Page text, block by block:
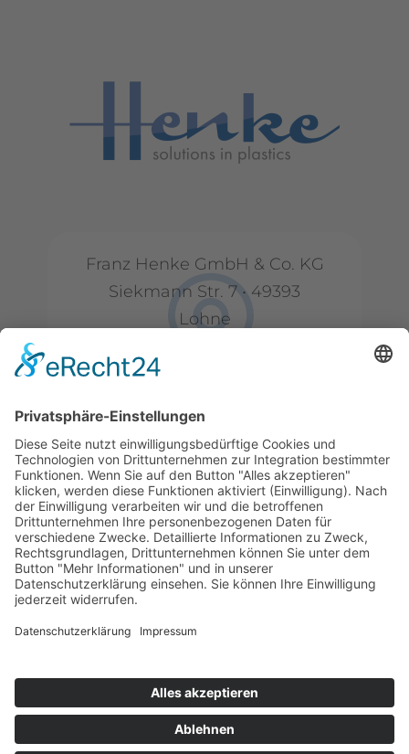
Franz Henke GmbH & Co. KG
Siekmann Str. 7 • 49393
Lohne
T+49 (0) 4442 9240-0
Minfo@henke-
kunststoffe.de
© 2026 Franz Henke GmbH & Co. KG
Impressum
Datenschutz